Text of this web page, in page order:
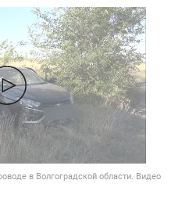
в Волгоградской области. Видео